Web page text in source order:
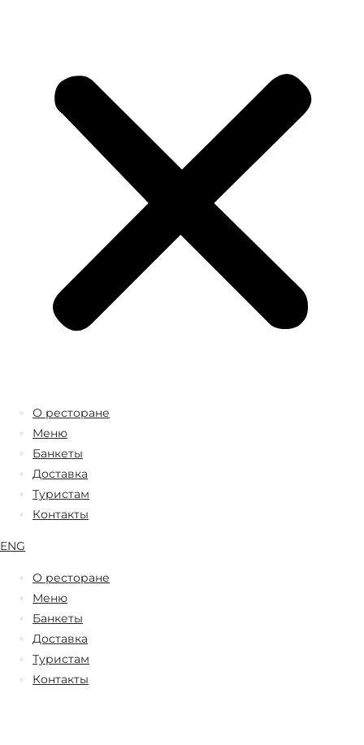
О ресторане
Меню
Банкеты
Доставка
Туристам
Контакты
ENG
О ресторане
Меню
Банкеты
Доставка
Туристам
Контакты